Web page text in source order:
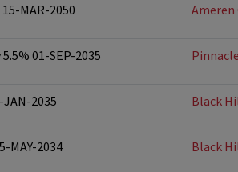
MAR-2050
01-SEP-2035
2035 Black
MAY-2034 Black